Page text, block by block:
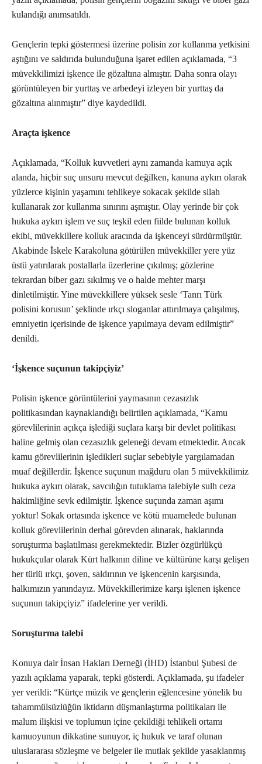
kulandığı anımsatıldı.
Gençlerin tepki göstermesi üzerine polisin zor kullanma yetkisini
aştığını ve saldırıda bulunduğuna işaret edilen açıklamada, “3
müvekkilimizi işkence ile gözaltına almıştır. Daha sonra olayı
görüntüleyen bir yurttaş ve arbedeyi izleyen bir yurttaş da
gözaltına alınmıştır” diye kaydedildi.
Araçta işkence
Açıklamada, “Kolluk kuvvetleri aynı zamanda kamuya açık
alanda, hiçbir suç unsuru mevcut değilken, kanuna aykırı olarak
yüzlerce kişinin yaşamını tehlikeye sokacak şekilde silah
kullanarak zor kullanma sınırını aşmıştır. Olay yerinde bir çok
hukuka aykırı işlem ve suç teşkil eden fiilde bulunan kolluk
ekibi, müvekkillere kolluk aracında da işkenceyi sürdürmüştür.
Akabinde İskele Karakoluna götürülen müvekkiller yere yüz
üstü yatırılarak postallarla üzerlerine çıkılmış; gözlerine
tekrardan biber gazı sıkılmış ve o halde mehter marşı
dinletilmiştir. Yine müvekkillere yüksek sesle ‘Tanrı Türk
polisini korusun’ şeklinde ırkçı sloganlar attırılmaya çalışılmış,
emniyetin içerisinde de işkence yapılmaya devam edilmiştir”
denildi.
‘İşkence suçunun takipçiyiz’
Polisin işkence görüntülerini yaymasının cezasızlık
politikasından kaynaklandığı belirtilen açıklamada, “Kamu
görevlilerinin açıkça işlediği suçlara karşı bir devlet politikası
haline gelmiş olan cezasızlık geleneği devam etmektedir. Ancak
kamu görevlilerinin işledikleri suçlar sebebiyle yargılamadan
muaf değillerdir. İşkence suçunun mağduru olan 5 müvekkilimiz
hukuka aykırı olarak, savcılığın tutuklama talebiyle sulh ceza
hakimliğine sevk edilmiştir. İşkence suçunda zaman aşımı
yoktur! Sokak ortasında işkence ve kötü muamelede bulunan
kolluk görevlilerinin derhal görevden alınarak, haklarında
soruşturma başlatılması gerekmektedir. Bizler özgürlükçü
hukukçular olarak Kürt halkının diline ve kültürüne karşı gelişen
her türlü ırkçı, şoven, saldırının ve işkencenin karşısında,
halkımızın yanındayız. Müvekkillerimize karşı işlenen işkence
suçunun takipçiyiz” ifadelerine yer verildi.
Soruşturma talebi
Konuya dair İnsan Hakları Derneği (İHD) İstanbul Şubesi de
yazılı açıklama yaparak, tepki gösterdi. Açıklamada, şu ifadeler
yer verildi: “Kürtçe müzik ve gençlerin eğlencesine yönelik bu
tahammülsüzlüğün iktidarın düşmanlaştırma politikaları ile
malum ilişkisi ve toplumun içine çekildiği tehlikeli ortamı
kamuoyunun dikkatine sunuyor, iç hukuk ve taraf olunan
uluslararası sözleşme ve belgeler ile mutlak şekilde yasaklanmış